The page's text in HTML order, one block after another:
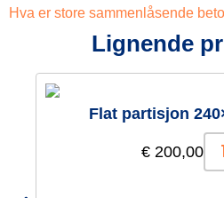
Hva er store sammenlåsende
Lignende
Flat partisjon
€ 200,00